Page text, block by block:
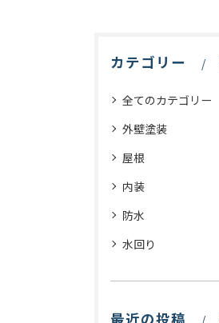
カテゴリー
全てのカテゴリー
外壁塗装
屋根
内装
防水
水回り
最近の投稿